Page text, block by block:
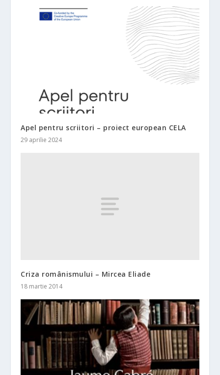
Apel pentru scriitori – proiect european CELA
29 aprilie 2024
Criza românismului – Mircea Eliade
18 martie 2014